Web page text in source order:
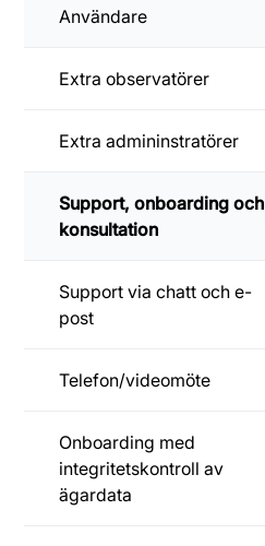
Användare
Extra observatörer
Extra admininstratörer
Support, onboarding och
konsultation
Support via chatt och e-
post
Telefon/videomöte
Onboarding med
integritetskontroll av
ägardata